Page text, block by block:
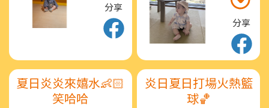
分享
分享
夏日炎炎來嬉水👶🏻
笑哈哈
炎日夏日打場火熱籃
球🏀